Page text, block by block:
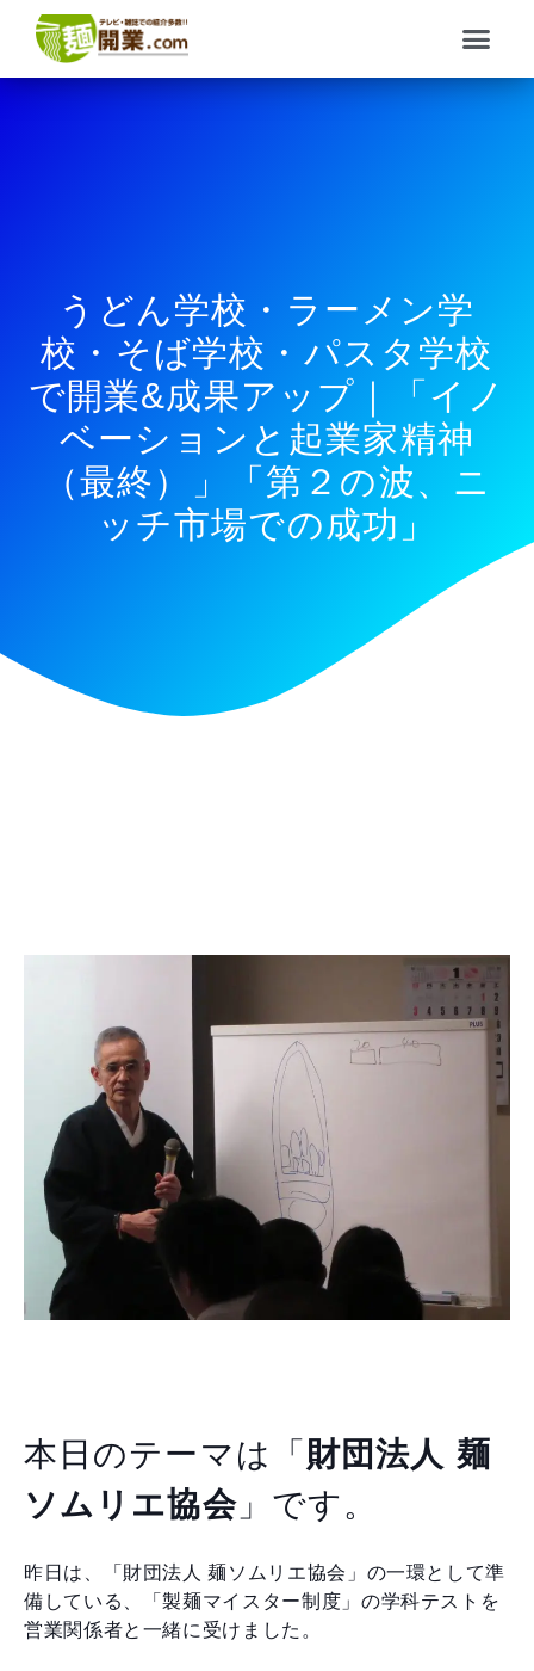
メ
ニ
ュ
うどん学校・ラーメン学
校・そば学校・パスタ学校
で開業&成果アップ｜「イノ
ベーションと起業家精神
（最終）」「第２の波、ニ
ッチ市場での成功」
本日のテーマは「 財団法人 麺
ソムリエ協会」です。
昨日は、「財団法人 麺ソムリエ協会」の一環として準
備している、「製麺マイスター制度」の学科テストを
営業関係者と一緒に受けました。